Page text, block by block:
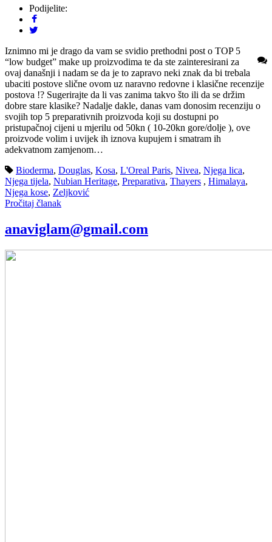
Podijelite:
Iznimno mi je drago da vam se svidio prethodni post o TOP 5
“low budget” make up proizvodima te da ste zainteresirani za
ovaj današnji i nadam se da je to zapravo neki znak da bi trebala
ubaciti postove slične ovom uz naravno redovne i klasične recenzije
postova !? Sugerirajte da li vas zanima takvo što ili da se držim
dobre stare klasike? Nadalje dakle, danas vam donosim recenziju o
svojih top 5 preparativnih proizvoda koji su dostupni po
pristupačnoj cijeni u mjerilu od 50kn ( 10-20kn gore/dolje ), ove
proizvode volim i uvijek ih iznova kupujem i smatram ih
adekvatnom zamjenom…
Bioderma, Douglas, Kosa, L'Oreal Paris, Nivea, Njega lica,
Njega tijela, Nubian Heritage, Preparativa, Thayers , Himalaya,
Njega kose, Zeljković
Pročitaj članak
anaviglam@gmail.com